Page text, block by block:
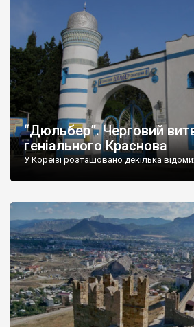
“Дюльбер”. Черговий
геніального Краснова
У Кореїзі розташовано декілька